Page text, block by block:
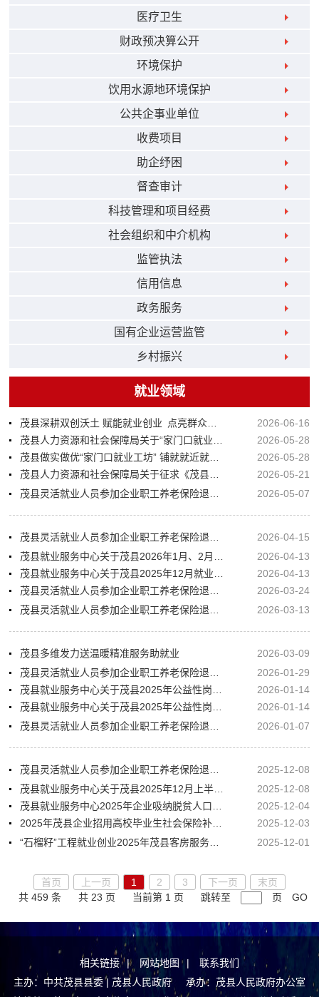
医疗卫生
财政预决算公开
环境保护
饮用水源地环境保护
公共企事业单位
收费项目
助企纾困
督查审计
科技管理和项目经费
社会组织和中介机构
监管执法
信用信息
政务服务
国有企业运营监管
乡村振兴
就业领域
2026-06-16
2026-05-28
2026-05-28
2026-05-21
2026-05-07
2026-04-15
2026-04-13
2026-04-13
2026-03-24
2026-03-13
茂县多维发力送温暖精准服务助就业
2026-03-09
2026-01-29
2026-01-14
2026-01-14
2026-01-07
2025-12-08
2025-12-08
2025-12-04
2025-12-03
2025-12-01
首页 上一页 1 2 3 下一页
末页
共 459 条
共 23 页 当前第 1 页 跳转至 页 GO
相关链接 | 网站地图 |
联系我们
主办：中共茂县县委 | 茂县人民政府 承办：茂县人民政府办公室